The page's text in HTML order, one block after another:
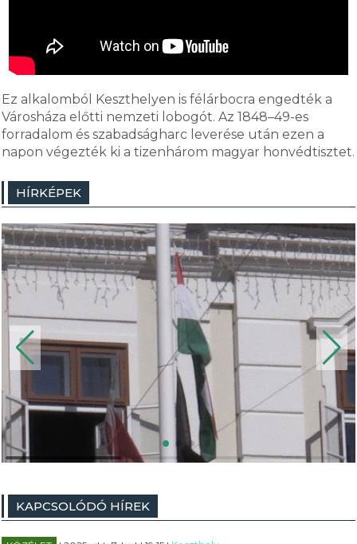
Ez alkalomból Keszthelyen is félárbocra engedték a
Városháza előtti nemzeti lobogót. Az 1848–49-es
forradalom és szabadságharc leverése után ezen a
napon végezték ki a tizenhárom magyar honvédtisztet.
HÍRKÉPEK
KAPCSOLÓDÓ HÍREK